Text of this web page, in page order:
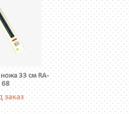
33 см RA-
68
заказ